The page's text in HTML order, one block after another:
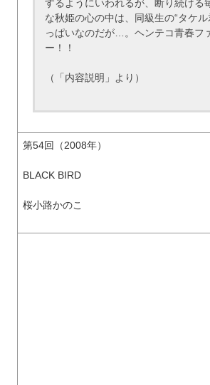
するようにいわれるが、断り続ける
な秋姫の心の中は、同級生の“タケル
っぱいなのだが…。ヘンテコ青春フ
ー！！
（「内容説明」より）
第54回（2008年）
BLACK BIRD
桜小路かのこ